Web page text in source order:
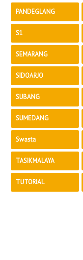
PANDEGLANG
S1
SEMARANG
SIDOARJO
SUBANG
SUMEDANG
Swasta
TASIKMALAYA
TUTORIAL